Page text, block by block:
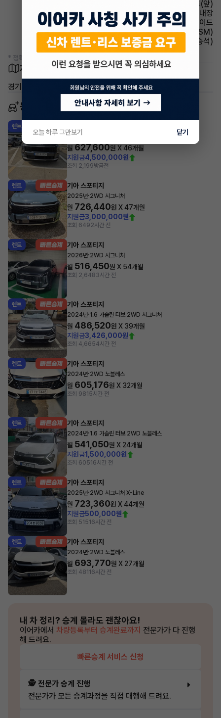
시트 열선시트(앞)
룸미러 하이패스 내장
에어백 사이드
주행안전 샤시 통합 제어 시스템(VSM)
시트 통풍시트(동승석)
* 정확한 정보는 판매자와 반드시 확인하시기 바랍니다.
차량 위치
경기 성남시 중원구 도촌동
동일 차종 이어카
렌트
2025년
월 627,600원 X 46개월
지원금4,500,000원
조회 2,199방금전
렌트 기아 스포티지
2025년·2WD 시그니처
월 726,440원 X47개월
지원금3,000,000원
조회 6492시간 전
렌트 기아 스포티지
2026년·2WD 시그니처
월 516,450원 X 54개월
조회 2,6483시간 전
렌트 기아 스포티지
2024년·1.6 가솔린 터보 2WD 시그니처
월 486,520원 X 39개월
지원금3,426,000원
조회 4,6654시간 전
렌트 기아 스포티지
2024년·2WD 노블레스
월 605,176원 X 32개월
조회 981 5시간 전
렌트 기아 스포티지
2024년·1.6 가솔린 터보 2WD 노블레스
월 541,050원 X 24개월
지원금1,500,000원
조회 60516시간 전
렌트 기아 스포티지
2025년·2WD 시그니처 X-Line
월 723,360원 X44개월
지원금500,000원
조회 51516시간 전
렌트 기아 스포티지
2024년·2WD 노블레스
월 693,770원 X 27개월
조회 481 16시간 전
내 차 정리? 승계 몰라도 괜찮아요!
이어카에서 차량등록부터 승계완료까지 전문가가 다 진행
해 드려요.
빠른승계 서비스 신청
🕵️ 전문가 승계 진행
전문가가 모든 승계과정을 직접 대행해 드려요.
오늘 하루 그만보기 닫기